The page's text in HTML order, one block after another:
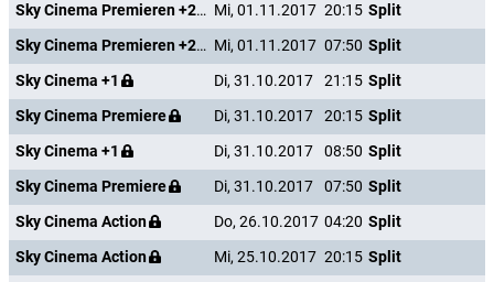
Sky Cinema Premieren +24 Mi, 01.11.2017 20:15 Split
Sky Cinema Premieren +24 Mi, 01.11.2017 07:50 Split
Sky Cinema +1
Di, 31.10.2017 21:15 Split
Sky Cinema Premiere
Di, 31.10.2017 20:15 Split
Sky Cinema +1
Di, 31.10.2017 08:50 Split
Sky Cinema Premiere
Di, 31.10.2017 07:50 Split
Sky Cinema Action
Do, 26.10.2017 04:20 Split
Sky Cinema Action
Mi, 25.10.2017 20:15 Split